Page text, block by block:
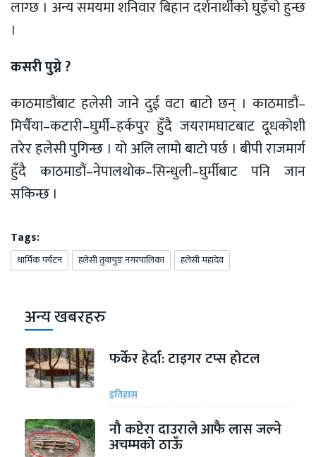
लाग्छ । अन्य समयमा शनिवार बिहान दर्शनार्थीको घुइँचो हुन्छ
।
कसरी पुग्ने ?
काठमाडौंबाट हलेसी जाने दुई वटा बाटो छन् । काठमाडौं–
मिर्चैया–कटारी–घुर्मी–हर्कपुर हुँदै जयरामघाटबाट दूधकाेशी
तरेर हलेसी पुगिन्छ । यो अलि लामो बाटो पर्छ । बीपी राजमार्ग
हुँदै काठमाडौं–नेपालथोक–सिन्धुली–घुर्मीबाट पनि जान
सकिन्छ ।
Tags:
धार्मिक पर्यटन हलेसी तुवाचुङ नगरपालिका हलेसी महादेव
अन्य खबरहरु
फर्केर हेर्दा: टाइगर टप्स होटल
इतिहास
नौ कप्टेरा दाउराले आफै लास जल्ने
अचम्मको ठाऊँ